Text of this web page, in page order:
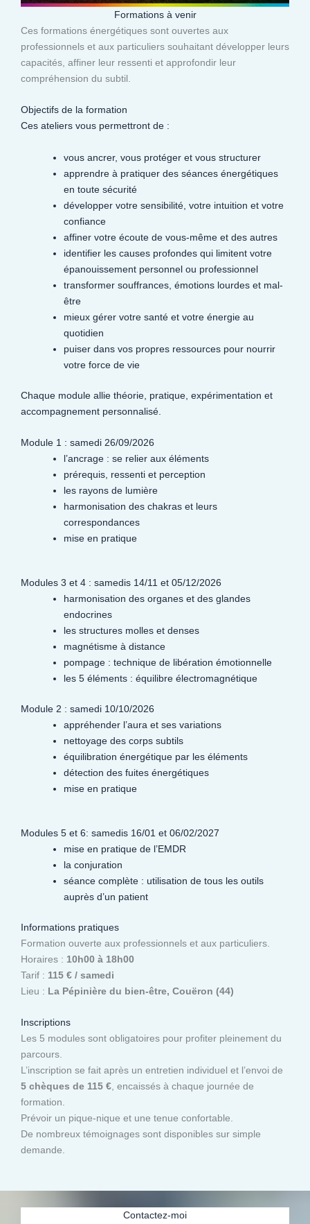
Formations à venir
Ces formations énergétiques sont ouvertes aux
professionnels et aux particuliers souhaitant développer leurs
capacités, affiner leur ressenti et approfondir leur
compréhension du subtil.​
Objectifs de la formation
Ces ateliers vous permettront de :
vous ancrer, vous protéger et vous structurer
apprendre à pratiquer des séances énergétiques
en toute sécurité
développer votre sensibilité, votre intuition et votre
confiance
affiner votre écoute de vous-même et des autres
identifier les causes profondes qui limitent votre
épanouissement personnel ou professionnel
transformer souffrances, émotions lourdes et mal-
être
mieux gérer votre santé et votre énergie au
quotidien
puiser dans vos propres ressources pour nourrir
votre force de vie
Chaque module allie théorie, pratique, expérimentation et
accompagnement personnalisé.
Module 1 : samedi 26/09/2026
l’ancrage : se relier aux éléments
prérequis, ressenti et perception
les rayons de lumière
harmonisation des chakras et leurs
correspondances
mise en pratique
Modules 3 et 4 : samedis 14/11 et 05/12/2026
harmonisation des organes et des glandes
endocrines
les structures molles et denses
magnétisme à distance
pompage : technique de libération émotionnelle
les 5 éléments : équilibre électromagnétique
Module 2 : samedi 10/10/2026
appréhender l’aura et ses variations
nettoyage des corps subtils
équilibration énergétique par les éléments
détection des fuites énergétiques
mise en pratique
Modules 5 et 6: samedis 16/01 et 06/02/2027
mise en pratique de l’EMDR
la conjuration
séance complète : utilisation de tous les outils
auprès d’un patient
Informations pratiques
Formation ouverte aux professionnels et aux particuliers.
Horaires : 10h00 à 18h00
Tarif : 115 € / samedi
Lieu : La Pépinière du bien-être, Couëron (44)
Inscriptions
Les 5 modules sont obligatoires pour profiter pleinement du
parcours.
L’inscription se fait après un entretien individuel et l’envoi de
5 chèques de 115 €, encaissés à chaque journée de
formation.
Prévoir un pique-nique et une tenue confortable.
De nombreux témoignages sont disponibles sur simple
demande.
Contactez-moi